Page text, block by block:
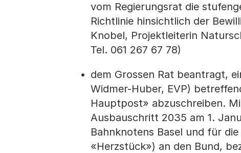
vom Regierungsrat die
Richtlinie hinsichtlich der
Knobel, Projektleiterin
Tel. 061 267 67 78)
dem Grossen Rat beantragt,
Widmer-Huber, EVP)
Hauptpost» abzuschreiben.
Ausbauschritt 2035 am 1.
Bahnknotens Basel und für
«Herzstück») an den Bund,